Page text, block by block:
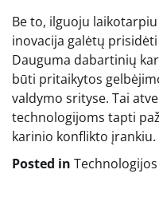
Be to, ilguoju
inovacija galėtų
Dauguma dabartinių
būti pritaikytos
valdymo srityse. Tai
technologijoms tapti
karinio konflikto įrankiu.
Posted in Technologijos